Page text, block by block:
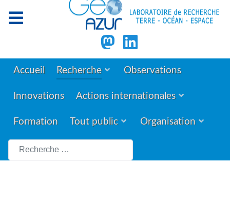
Accueil Recherche Observations
Innovations Actions internationales
Formation Tout public Organisation
Rechercher